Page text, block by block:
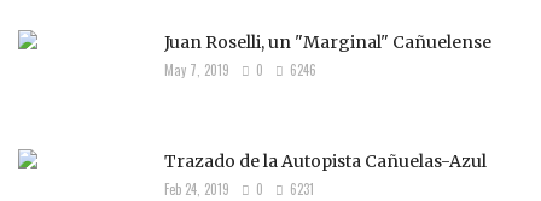
Juan Roselli, un "Marginal" Cañuelense
May 7, 2019 0 6246
Trazado de la Autopista Cañuelas-Azul
Feb 24, 2019 0 6231